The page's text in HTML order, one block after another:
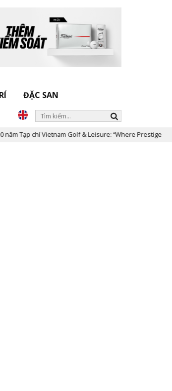
ĐẶC SAN
Tạp chí Vietnam Golf & Leisure: “Where Prestige Meets